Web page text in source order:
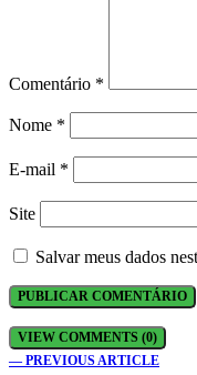
Comentário *
Nome *
E-mail *
Site
Salvar meus dados
VIEW COMMENTS (0)
— PREVIOUS ARTICLE